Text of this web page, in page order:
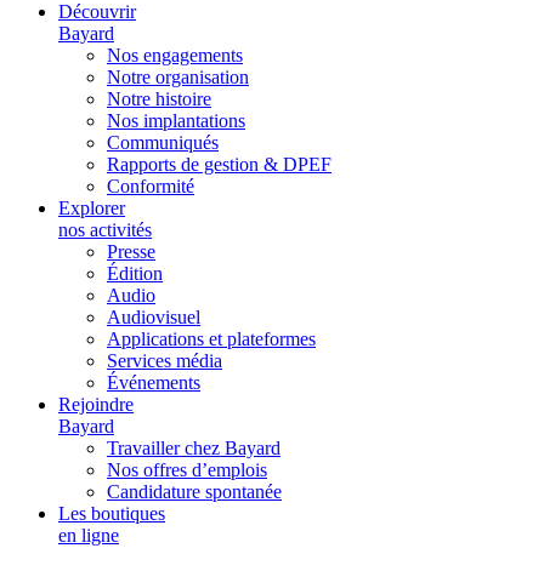
Découvrir
Bayard
Nos engagements
Notre organisation
Notre histoire
Nos implantations
Communiqués
Rapports de gestion & DPEF
Conformité
Explorer
nos activités
Presse
Édition
Audio
Audiovisuel
Applications et plateformes
Services média
Événements
Rejoindre
Bayard
Travailler chez Bayard
Nos offres d’emplois
Candidature spontanée
Les boutiques
en ligne